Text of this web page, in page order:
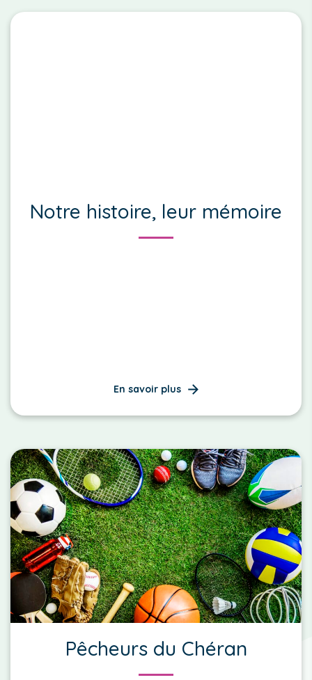
Notre histoire, leur mémoire
En savoir plus
Pêcheurs du Chéran